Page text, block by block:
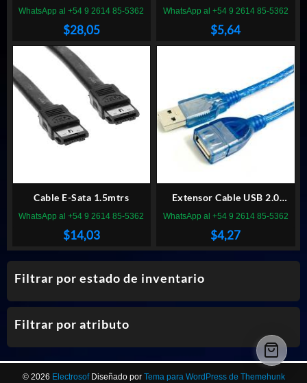
Filtrar por estado de inventario
Filtrar por atributo
$28,05
WhatsApp al +54 9 2614 85-5362
Auricular A Jack 3.5MM Pc
$5,64
WhatsApp al +54 9 2614 85-5362
Cable E-Sata 1.5mtrs
$14,03
WhatsApp al +54 9 2614 85-5362
Extensor Cable USB 2.0
SEISA Azul Mallado 1.5M
$4,27
WhatsApp al +54 9 2614 85-5362
© 2026 Electrosof Diseñado por Tema para WordPress de Themehunk